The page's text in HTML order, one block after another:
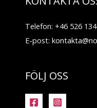
Telefon: +46 526
E-post:
FÖLJ OSS